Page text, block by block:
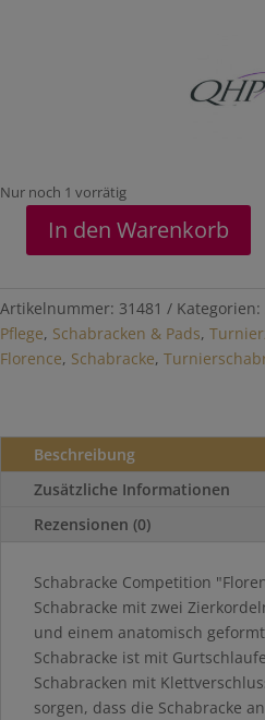
Nur noch 1 vorrätig
Schabracke
Menge
In den Warenkorb
Artikelnummer: 31481 Kategorien:
Pflege, Schabracken & Pads,
Florence, Schabracke,
Beschreibung
Zusätzliche Informationen
Rezensionen (0)
Schabracke Competition
Schabracke mit zwei
und einem anatomisch
Schabracke ist mit
Schabracken mit
sorgen, dass die Schabracke